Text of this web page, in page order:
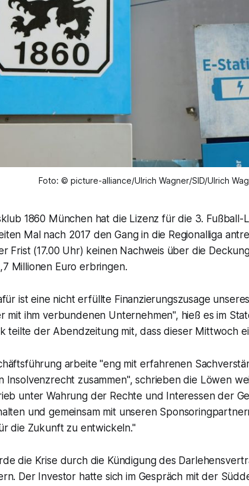
Foto: © picture-alliance/Ulrich Wagner/SID/Ulrich
1860 München hat die Lizenz für die 3. Fußball-
Mal nach 2017 den Gang in die Regionalliga
Frist (17.00 Uhr) keinen Nachweis über die
Millionen Euro erbringen.
ist eine nicht erfüllte Finanzierungszusage
mit ihm verbundenen Unternehmen", hieß es im
teilte der Abendzeitung mit, dass dieser Mittwoch
arbeite "eng mit erfahrenen
Insolvenzrecht zusammen", schrieben die Löwen
unter Wahrung der Rechte und Interessen der
und gemeinsam mit unseren
die Zukunft zu entwickeln."
die Krise durch die Kündigung des
Der Investor hatte sich im Gespräch mit der